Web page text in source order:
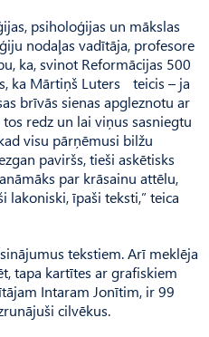
psiholoģijas un mākslas
nodaļas vadītāja, profesore
ka, svinot Reformācijas 500
ka Mārtiņš Luters teicis – ja
brīvās sienas apgleznotu ar
redz un lai viņus sasniegtu
visu pārņēmusi bilžu
paviršs, tieši askētisks
par krāsainu attēlu,
īpaši teksti,” teica
tekstiem. Arī meklēja
tapa kartītes ar grafiskiem
Intaram Jonītim, ir 99
cilvēkus.